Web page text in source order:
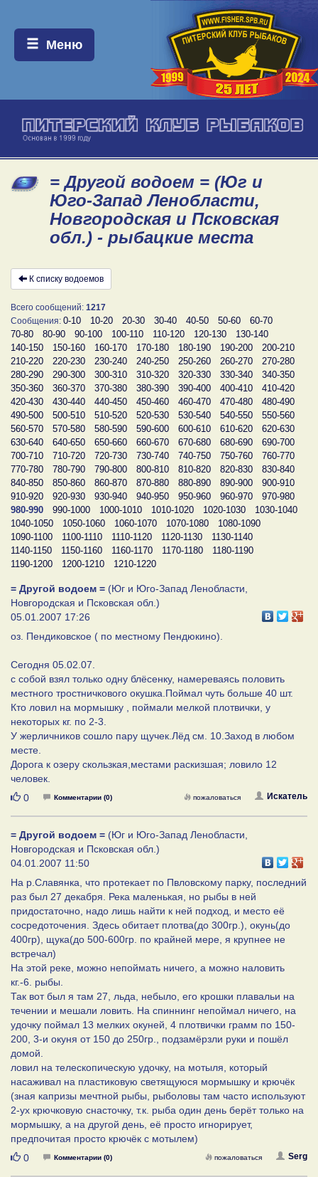
Меню:
Меню
= Другой водоем = (Юг и
Юго-Запад Ленобласти,
Новгородская и Псковская
обл.) - рыбацкие места
К списку водоемов
Всего сообщений: 1217
Сообщения: 0-10 10-20 20-30 30-40 40-50 50-60
60-70
70-80
80-90 90-100 100-110 110-120 120-130
130-140
140-150
150-160 160-170 170-180 180-190 190-200
200-210
210-220
220-230 230-240 240-250 250-260 260-270
270-280
280-290
290-300 300-310 310-320 320-330 330-340
340-350
350-360
360-370 370-380 380-390 390-400 400-410
410-420
420-430
430-440 440-450 450-460 460-470 470-480
480-490
490-500
500-510 510-520 520-530 530-540 540-550
550-560
560-570
570-580 580-590 590-600 600-610 610-620
620-630
630-640
640-650 650-660 660-670 670-680 680-690
690-700
700-710
710-720 720-730 730-740 740-750 750-760
760-770
770-780
780-790 790-800 800-810 810-820 820-830
830-840
840-850
850-860 860-870 870-880 880-890 890-900
900-910
910-920
920-930 930-940 940-950 950-960 960-970
970-980
980-990
990-1000 1000-1010 1010-1020 1020-1030
1030-1040
1040-1050
1050-1060 1060-1070 1070-1080
1080-1090
1090-1100
1100-1110 1110-1120 1120-1130
1130-1140
1140-1150
1150-1160 1160-1170 1170-1180
1180-1190
1190-1200
1200-1210 1210-1220
= Другой водоем = (Юг и Юго-Запад Ленобласти,
Новгородская и Псковская обл.)
05.01.2007 17:26
оз. Пендиковское ( по местному Пендюкино).
Сегодня 05.02.07.
с собой взял только одну блёсенку, намереваясь половить
местного тростничкового окушка.Поймал чуть больше 40 шт.
Кто ловил на мормышку , поймали мелкой плотвички, у
некоторых кг. по 2-3.
У жерличников сошло пару щучек.Лёд см. 10.Заход в любом
месте.
Дорога к озеру скользкая,местами раскизшая; ловило 12
человек.
Нравится
0 Комментарии (0) Искатель
пожаловаться
= Другой водоем = (Юг и Юго-Запад Ленобласти,
Новгородская и Псковская обл.)
04.01.2007 11:50
На р.Славянка, что протекает по Пвловскому парку, последний
раз был 27 декабря. Река маленькая, но рыбы в ней
придостаточно, надо лишь найти к ней подход, и место её
сосредоточения. Здесь обитает плотва(до 300гр.), окунь(до
400гр), щука(до 500-600гр. по крайней мере, я крупнее не
встречал)
На этой реке, можно непоймать ничего, а можно наловить
кг.-6. рыбы.
Так вот был я там 27, льда, небыло, его крошки плавальи на
течении и мешали ловить. На спиннинг непоймал ничего, на
удочку поймал 13 мелких окуней, 4 плотвички грамм по 150-
200, 3-и окуня от 150 до 250гр., подзамёрзли руки и пошёл
домой.
ловил на телескопическую удочку, на мотыля, который
насаживал на пластиковую светящуюся мормышку и крючёк
(зная капризы мечтной рыбы, рыболовы там часто используют
2-ух крючковую снасточку, т.к. рыба один день берёт только на
мормышку, а на другой день, её просто игнорирует,
предпочитая просто крючёк с мотылем)
Нравится
0 Комментарии (0) Serg
пожаловаться